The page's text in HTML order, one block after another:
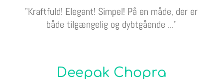
"Kraftfuld! Elegant! Simpel! På en måde, der er
både tilgængelig og dybtgående ..."
Deepak Chopra